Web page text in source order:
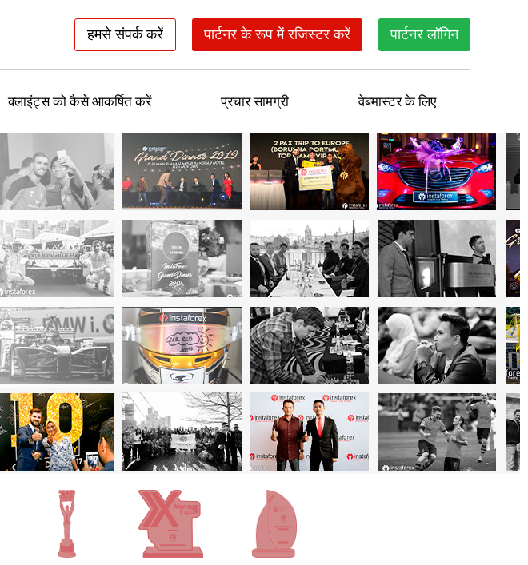
हमसे संपर्क करें पार्टनर के रूप में रजिस्टर करें पार्टनर लॉगिन
क्लाइंट्स को कैसे आकर्षित करें प्रचार सामग्री वेबमास्टर के लिए